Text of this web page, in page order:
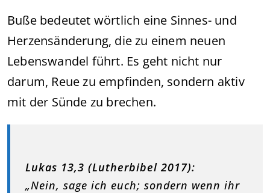
Buße bedeutet wörtlich eine Sinnes- und
Herzensänderung, die zu einem neuen
Lebenswandel führt. Es geht nicht nur
darum, Reue zu empfinden, sondern aktiv
mit der Sünde zu brechen.
Lukas 13,3 (Lutherbibel 2017):
„Nein, sage ich euch; sondern wenn ihr